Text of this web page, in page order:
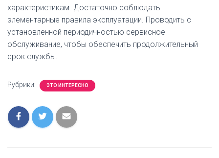
характеристикам. Достаточно соблюдать
элементарные правила эксплуатации. Проводить с
установленной периодичностью сервисное
обслуживание, чтобы обеспечить продолжительный
срок службы.
Рубрики: ЭТО ИНТЕРЕСНО